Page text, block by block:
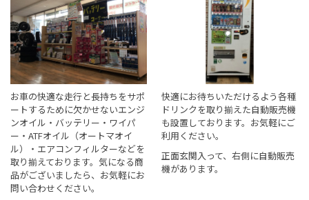
お車の快適な走行と長持ちをサポ
ートするために欠かせないエンジ
ンオイル・バッテリー・ワイパ
ー・ATFオイル（オートマオイ
ル）・エアコンフィルターなどを
取り揃えております。気になる商
品がございましたら、お気軽にお
問い合わせください。
快適にお待ちいただけるよう各種
ドリンクを取り揃えた自動販売機
も設置しております。お気軽にご
利用ください。
正面玄関入って、右側に自動販売
機があります。